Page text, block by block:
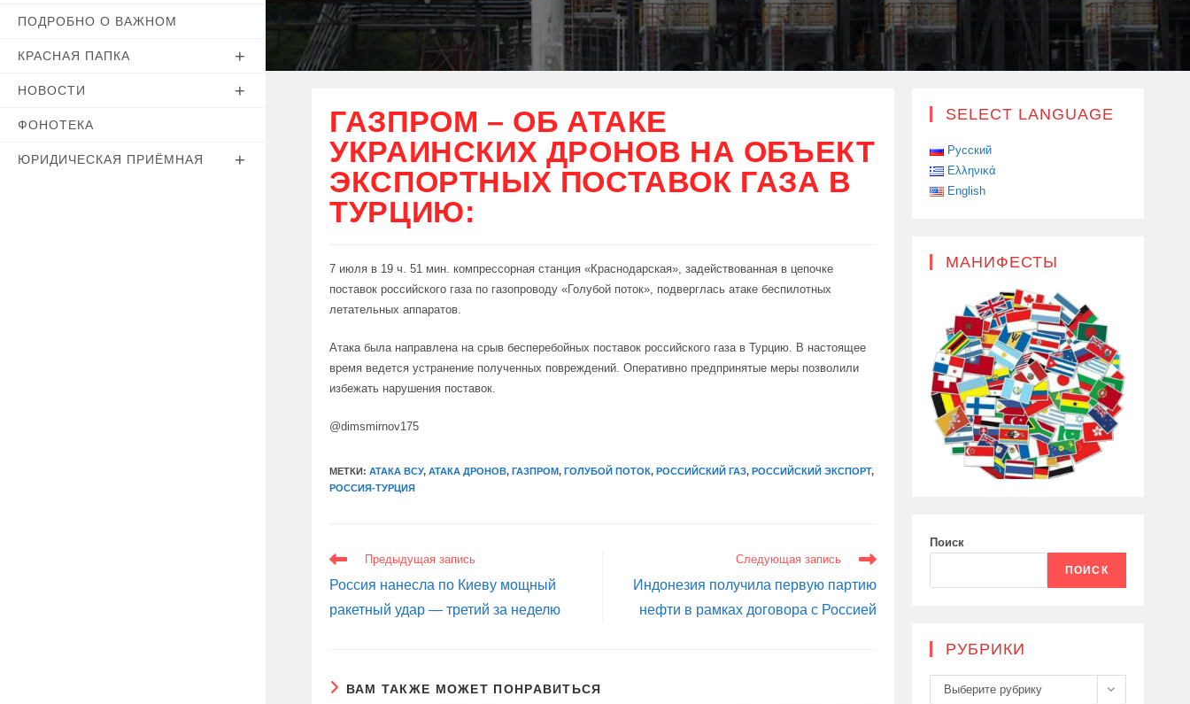
ПОДРОБНО О ВАЖНОМ
КРАСНАЯ ПАПКА
НОВОСТИ
ФОНОТЕКА
ЮРИДИЧЕСКАЯ ПРИЁМНАЯ
ГАЗПРОМ – ОБ АТАКЕ
УКРАИНСКИХ ДРОНОВ НА ОБЪЕКТ
ЭКСПОРТНЫХ ПОСТАВОК ГАЗА В
ТУРЦИЮ:
7 июля в 19 ч. 51 мин. компрессорная станция «Краснодарская», задействованная в цепочке
поставок российского газа по газопроводу «Голубой поток», подверглась атаке беспилотных
летательных аппаратов.
Атака была направлена на срыв бесперебойных поставок российского газа в Турцию. В настоящее
время ведется устранение полученных повреждений. Оперативно предпринятые меры позволили
избежать нарушения поставок.
@dimsmirnov175
МЕТКИ:АТАКА ВСУ, АТАКА ДРОНОВ, ГАЗПРОМ, ГОЛУБОЙ ПОТОК, РОССИЙСКИЙ ГАЗ, РОССИЙСКИЙ ЭКСПОРТ,
РОССИЯ-ТУРЦИЯ
ЕЩЕ
СТАТЬИ
Предыдущая запись
Россия нанесла по Киеву мощный
ракетный удар — третий за неделю
Следующая запись
Индонезия получила первую партию
нефти в рамках договора с Россией
ВАМ ТАКЖЕ МОЖЕТ ПОНРАВИТЬСЯ
SELECT LANGUAGE
Русский
Ελληνικά
English
МАНИФЕСТЫ
Поиск
ПОИСК
РУБРИКИ
Рубрики
Выберите рубрику